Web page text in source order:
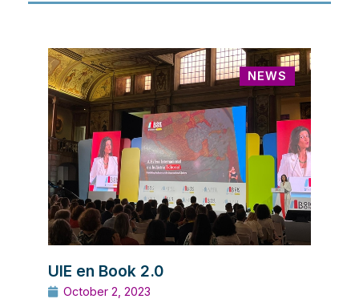
NEWS
UIE en Book 2.0
October 2, 2023